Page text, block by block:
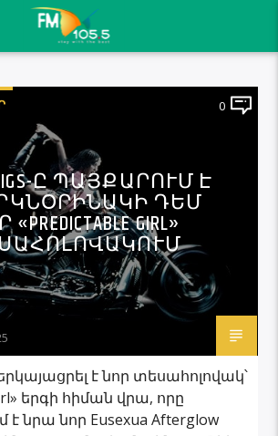
0
Ը ՊԱՅՔԱՐՈՒՄ Է
ԴԵՄ
GIRL»
է նոր տեսահոլովակ՝
երգի հիման վրա, որը
նրա նոր Eusexua Afterglow